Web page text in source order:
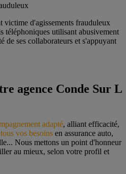
victime d'agissements frauduleux
téléphoniques utilisant abusivement
de ses collaborateurs et s'appuyant
agence Conde Sur L
adapté, alliant efficacité,
vos besoins en assurance auto,
Nous mettons un point d'honneur
au mieux, selon votre profil et